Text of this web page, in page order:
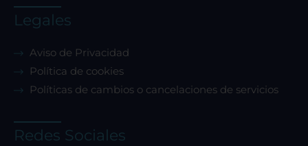
Legales
Aviso de Privacidad
Política de cookies
Políticas de cambios o cancelaciones de servicios
Redes Sociales